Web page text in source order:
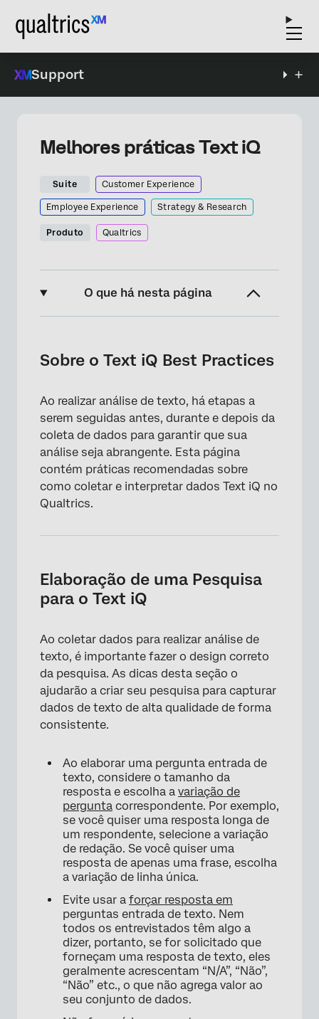
Support
Melhores práticas Text iQ
Suite Customer Experience
Employee Experience Strategy & Research
Produto Qualtrics
O que há nesta página
Elaboração de uma Pesquisa para o Text iQ
Obtendo insights dos dados Text iQ
Sobre o Text iQ Best Practices
Ao realizar análise de texto, há etapas a
serem seguidas antes, durante e depois da
coleta de dados para garantir que sua
análise seja abrangente. Esta página
contém práticas recomendadas sobre
como coletar e interpretar dados Text iQ no
Qualtrics.
Elaboração de uma Pesquisa
para o Text iQ
Ao coletar dados para realizar análise de
texto, é importante fazer o design correto
da pesquisa. As dicas desta seção o
ajudarão a criar seu pesquisa para capturar
dados de texto de alta qualidade de forma
consistente.
Ao elaborar uma pergunta entrada de
texto, considere o tamanho da
resposta e escolha a variação de
pergunta correspondente. Por exemplo,
se você quiser uma resposta longa de
um respondente, selecione a variação
de redação. Se você quiser uma
resposta de apenas uma frase, escolha
a variação de linha única.
Evite usar a forçar resposta em
perguntas entrada de texto. Nem
todos os entrevistados têm algo a
dizer, portanto, se for solicitado que
forneçam uma resposta de texto, eles
geralmente acrescentam “N/A”, “Não”,
“Não” etc., o que não agrega valor ao
seu conjunto de dados.